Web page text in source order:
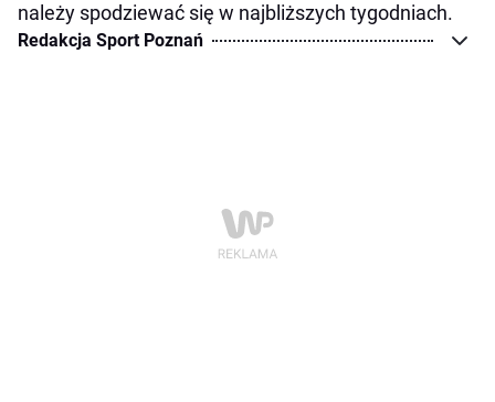
należy spodziewać się w najbliższych tygodniach.
Redakcja Sport Poznań